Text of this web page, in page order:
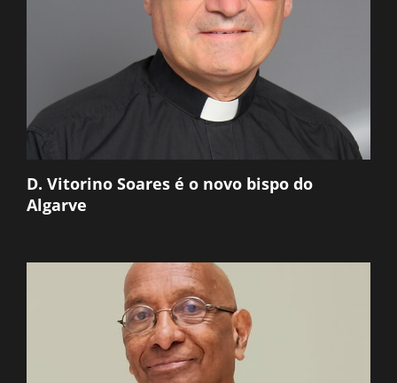
D. Vitorino Soares é o novo bispo do
Algarve